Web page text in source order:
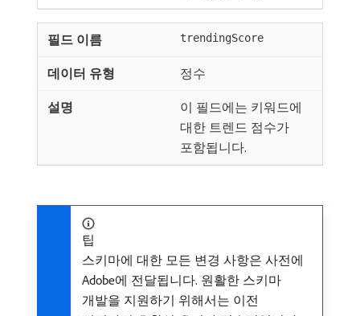
trendingScore
정수
이 필드에는 키워드에
대한 트렌드 점수가
포함됩니다.
팁
스키마에 대한 모든 변경 사항은 사전에
Adobe에 전달됩니다. 원활한 스키마
개발을 지원하기 위해서는 이전